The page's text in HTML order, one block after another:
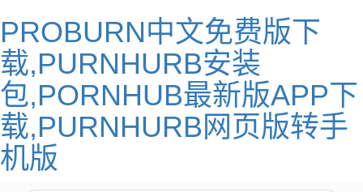
PROBURN中文免费版下
载,PURNHURB安装
包,PORNHUB最新版APP下
载,PURNHURB网页版转手
机版